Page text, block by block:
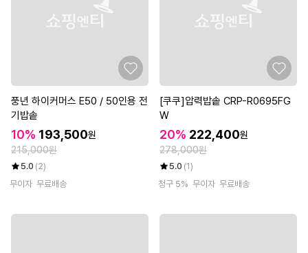
풍년 하이커머스 E50 / 50인용 전
기밥솥
10% 193,500원
215,000원
5.0 (2)
무이자 무료배송
[쿠쿠]압력밥솥 CRP-R0695FG
W
20% 222,400원
278,000원
5.0 (1)
청구 5% 무이자 무료배송